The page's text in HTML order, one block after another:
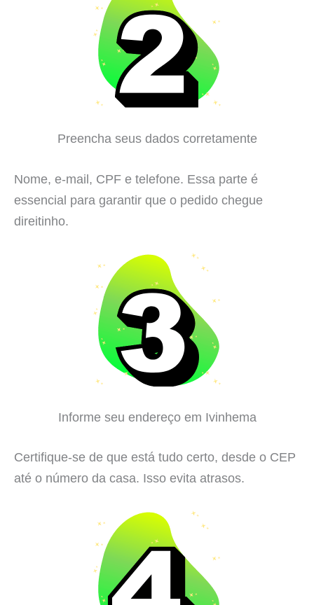
Preencha seus dados corretamente
Nome, e-mail, CPF e telefone. Essa parte é
essencial para garantir que o pedido chegue
direitinho.
Informe seu endereço em Ivinhema
Certifique-se de que está tudo certo, desde o CEP
até o número da casa. Isso evita atrasos.